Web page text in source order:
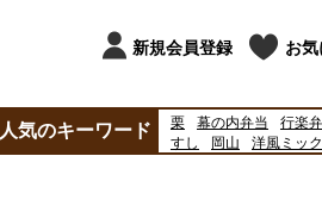
新規会員登録 お気
人気のキーワード 栗 幕の内弁当 行楽
すし
岡山 洋風ミッ